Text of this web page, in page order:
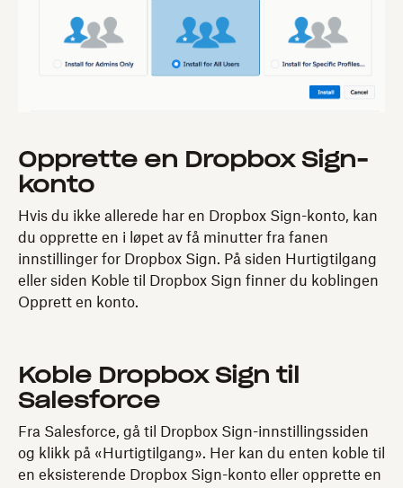
Opprette en Dropbox Sign-
konto
Hvis du ikke allerede har en Dropbox Sign-konto, kan
du opprette en i løpet av få minutter fra fanen
innstillinger for Dropbox Sign. På siden Hurtigtilgang
eller siden Koble til Dropbox Sign finner du koblingen
Opprett en konto.
Koble Dropbox Sign til
Salesforce
Fra Salesforce, gå til Dropbox Sign-innstillingssiden
og klikk på «Hurtigtilgang». Her kan du enten koble til
en eksisterende Dropbox Sign-konto eller opprette en